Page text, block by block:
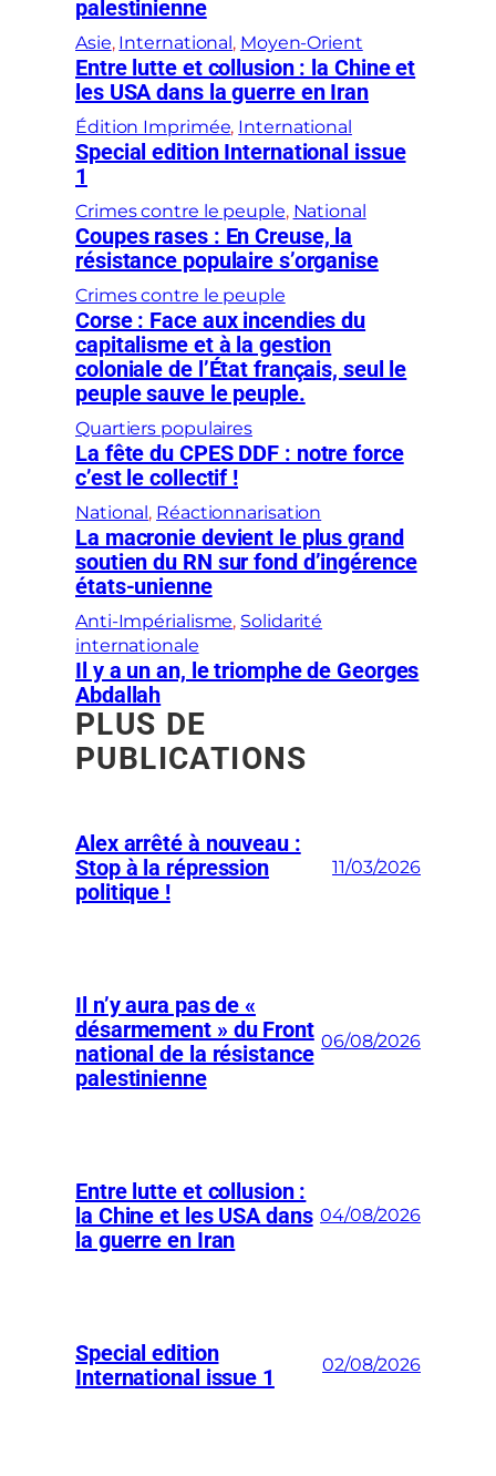
palestinienne
Asie, International , Moyen-Orient
Entre lutte et collusion : la Chine et
les USA dans la guerre en Iran
Édition Imprimée, International
Special edition International issue
1
Crimes contre le peuple, National
Coupes rases : En Creuse, la
résistance populaire s’organise
Crimes contre le peuple
Corse : Face aux incendies du
capitalisme et à la gestion
coloniale de l’État français, seul le
peuple sauve le peuple.
Quartiers populaires
La fête du CPES DDF : notre force
c’est le collectif !
National , Réactionnarisation
La macronie devient le plus grand
soutien du RN sur fond d’ingérence
états-unienne
Anti-Impérialisme, Solidarité
internationale
Il y a un an, le triomphe de Georges
Abdallah
PLUS DE
PUBLICATIONS
Alex arrêté à nouveau :
Stop à la répression
politique !
11/03/2026
Il n’y aura pas de «
désarmement » du Front
national de la résistance
palestinienne
06/08/2026
Entre lutte et collusion :
la Chine et les USA dans
la guerre en Iran
04/08/2026
Special edition
International issue 1
02/08/2026